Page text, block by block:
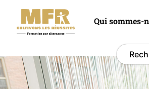
Qui sommes-